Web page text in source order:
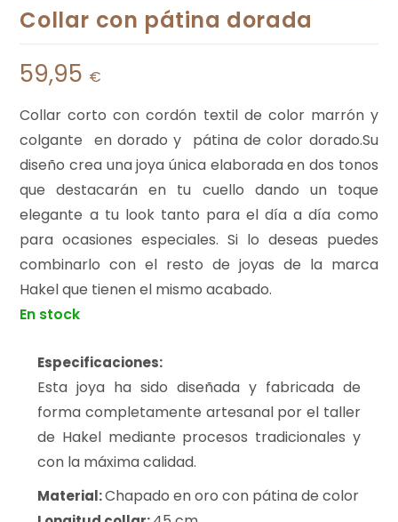
Collar con pátina dorada
59,95 €
Collar corto con cordón textil de color marrón y
colgante en dorado y pátina de color dorado.Su
diseño crea una joya única elaborada en dos tonos
que destacarán en tu cuello dando un toque
elegante a tu look tanto para el día a día como
para ocasiones especiales. Si lo deseas puedes
combinarlo con el resto de joyas de la marca
Hakel que tienen el mismo acabado.
En stock
Especificaciones:
Esta joya ha sido diseñada y fabricada de
forma completamente artesanal por el taller
de Hakel mediante procesos tradicionales y
con la máxima calidad.
Material:Chapado en oro con pátina de color